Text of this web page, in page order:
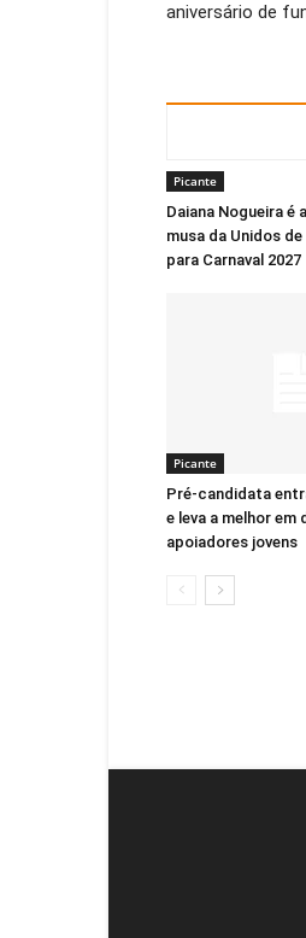
aniversário de
Picante
Daiana Nogueira é
musa da Unidos de
para Carnaval 2027
Picante
Pré-candidata
e leva a melhor em
apoiadores jovens